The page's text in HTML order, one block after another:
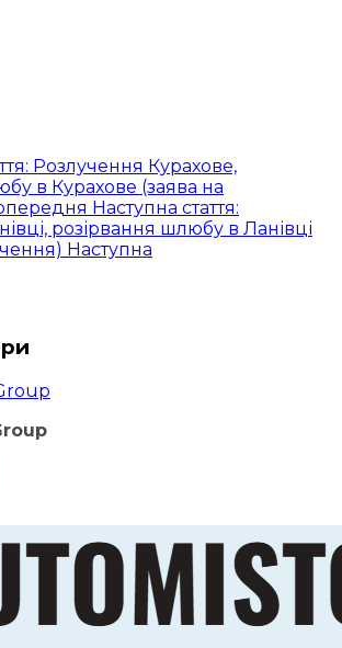
Розлучення Курахове,
в Курахове (заява на
Наступна стаття:
розірвання шлюбу в Ланівці
Наступна